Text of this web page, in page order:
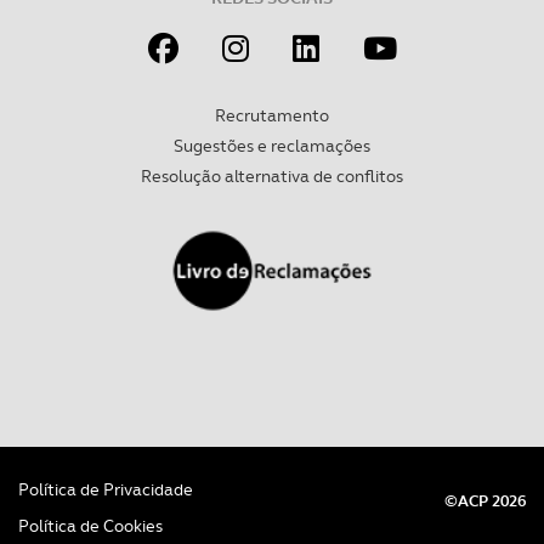
Recrutamento
Sugestões e reclamações
Resolução alternativa de conflitos
Política de Privacidade
Política de Cookies
©ACP 2026